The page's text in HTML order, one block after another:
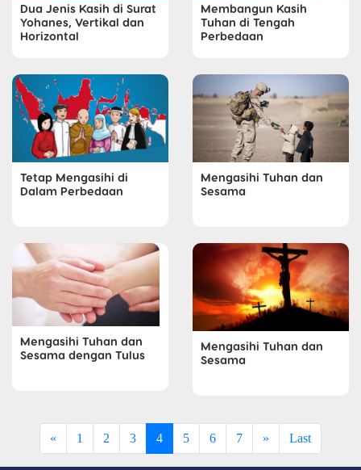
Dua Jenis Kasih di Surat
Yohanes, Vertikal dan
Horizontal
Membangun Kasih
Tuhan di Tengah
Perbedaan
Tetap Mengasihi di
Dalam Perbedaan
Mengasihi Tuhan dan
Sesama
Mengasihi Tuhan dan
Sesama dengan Tulus
Mengasihi Tuhan dan
Sesama
« 1 2 3 4 5 6 7 » Last